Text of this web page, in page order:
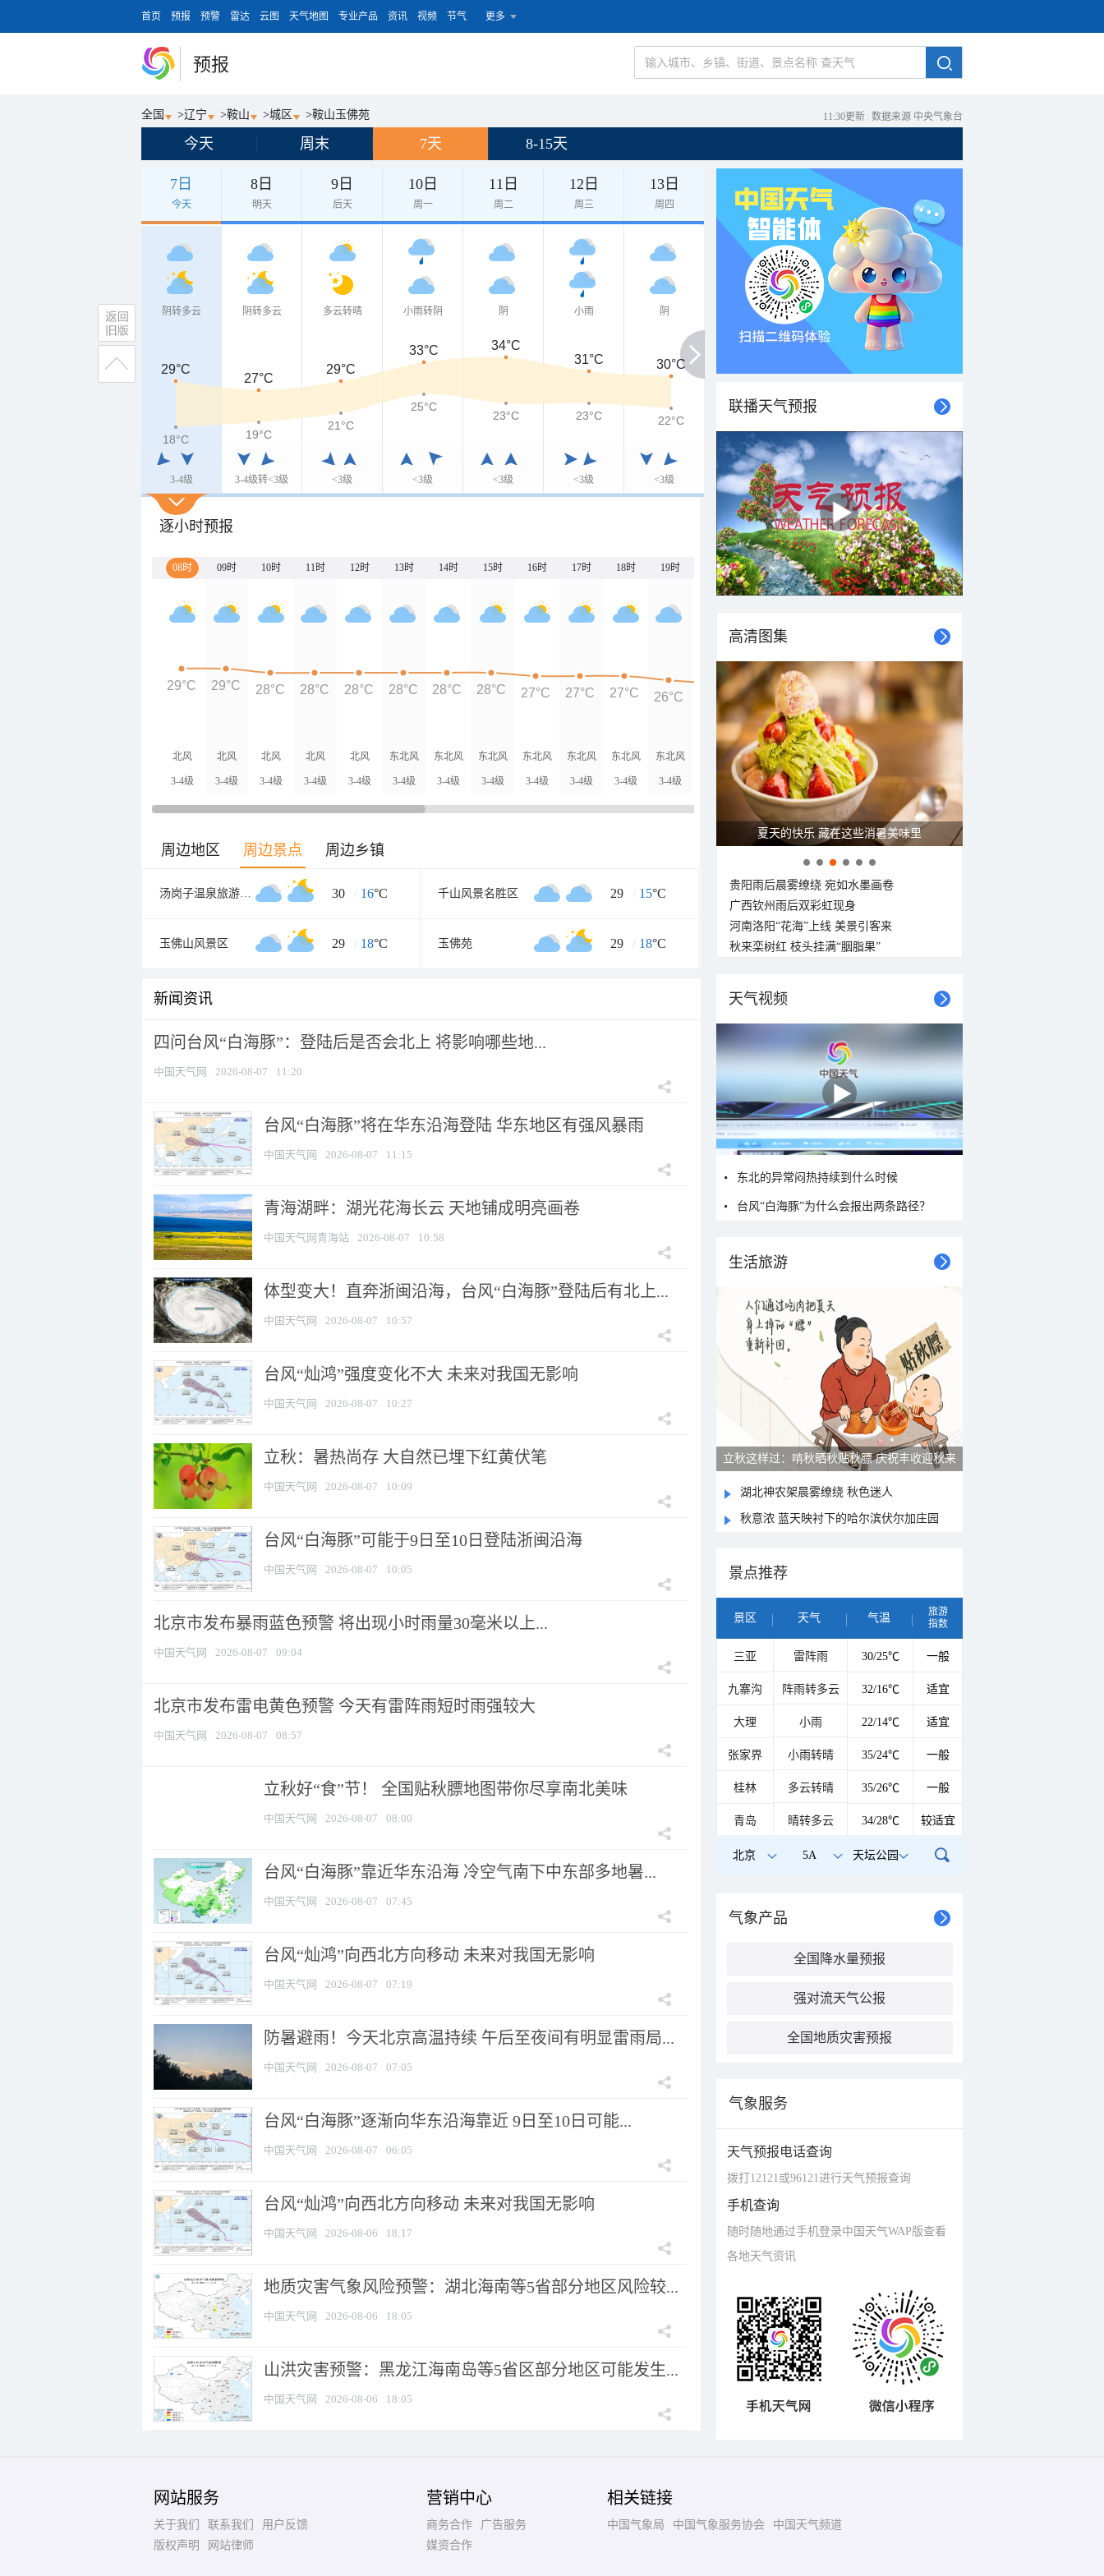
首页 预报 预警 雷达 云图 天气地图 专业产品 资讯 视频 节气 更多
预报
全国 >辽宁 >鞍山 >城区 >鞍山玉佛苑 11:30更新 数据来源 中央气象台
今天 周末 7天 8-15天
7日
今天
8日
明天
9日
后天
10日
周一
11日
周二
12日
周三
13日
周四
阴转多云
3-4级
阴转多云
3-4级转<3级
多云转晴
<3级
小雨转阴
<3级
阴
<3级
小雨
<3级
阴
<3级
29°C
27°C
29°C
33°C
34°C
31°C
30°C
18°C 19°C
21°C
25°C
23°C 23°C 22°C
逐小时预报
08时 09时 10时 11时 12时 13时 14时 15时 16时 17时 18时 19时 20时 21时 22时 23时 00时 01时
北风
3-4级
北风
3-4级
北风
3-4级
北风
3-4级
北风
3-4级
东北风
3-4级
东北风
3-4级
东北风
3-4级
东北风
3-4级
东北风
3-4级
东北风
3-4级
东北风
3-4级
东北风
3-4级
东北风
3-4级
东北风
3-4级
东北风
3-4级 3-4级
29°C 29°C 28°C 28°C 28°C 28°C 28°C 28°C 27°C 27°C 27°C 26°C 25°C 25°C 24°C 23°C 23°C 22°C
周边地区 周边景点 周边乡镇
汤岗子温泉旅游度假区 30 / 16°C 千山风景名胜区 29 / 15°C
玉佛山风景区 29 / 18°C 玉佛苑 29 / 18°C
新闻资讯
四问台风“白海豚”：登陆后是否会北上 将影响哪些地...
中国天气网 2026-08-07 11:20
台风“白海豚”将在华东沿海登陆 华东地区有强风暴雨
中国天气网 2026-08-07 11:15
青海湖畔：湖光花海长云 天地铺成明亮画卷
中国天气网青海站 2026-08-07 10:58
体型变大！直奔浙闽沿海，台风“白海豚”登陆后有北上...
中国天气网 2026-08-07 10:57
台风“灿鸿”强度变化不大 未来对我国无影响
中国天气网 2026-08-07 10:27
立秋：暑热尚存 大自然已埋下红黄伏笔
中国天气网 2026-08-07 10:09
台风“白海豚”可能于9日至10日登陆浙闽沿海
中国天气网 2026-08-07 10:05
北京市发布暴雨蓝色预警 将出现小时雨量30毫米以上...
中国天气网 2026-08-07 09:04
北京市发布雷电黄色预警 今天有雷阵雨短时雨强较大
中国天气网 2026-08-07 08:57
立秋好“食”节！ 全国贴秋膘地图带你尽享南北美味
中国天气网 2026-08-07 08:00
台风“白海豚”靠近华东沿海 冷空气南下中东部多地暑...
中国天气网 2026-08-07 07:45
台风“灿鸿”向西北方向移动 未来对我国无影响
中国天气网 2026-08-07 07:19
防暑避雨！今天北京高温持续 午后至夜间有明显雷雨局...
中国天气网 2026-08-07 07:05
台风“白海豚”逐渐向华东沿海靠近 9日至10日可能...
中国天气网 2026-08-07 06:05
台风“灿鸿”向西北方向移动 未来对我国无影响
中国天气网 2026-08-06 18:17
地质灾害气象风险预警：湖北海南等5省部分地区风险较...
中国天气网 2026-08-06 18:05
山洪灾害预警：黑龙江海南岛等5省区部分地区可能发生...
中国天气网 2026-08-06 18:05
联播天气预报
高清图集
广西南宁：盛夏里的“绿野仙踪”
贵阳雨后晨雾缭绕 宛如水墨画卷
广西钦州雨后双彩虹现身
河南洛阳“花海”上线 美景引客来
秋来栾树红 枝头挂满“胭脂果”
天气视频
东北的异常闷热持续到什么时候
台风“白海豚”为什么会报出两条路径？
生活旅游
雨后峨眉沟壑尽显 金顶显真容
湖北神农架晨雾缭绕 秋色迷人
秋意浓 蓝天映衬下的哈尔滨伏尔加庄园
景点推荐
景区 天气 气温
旅游
指数
三亚 雷阵雨 30/25℃ 一般
九寨沟 阵雨转多云 32/16℃ 适宜
大理 小雨 22/14℃ 适宜
张家界 小雨转晴 35/24℃ 一般
桂林 多云转晴 35/26℃ 一般
青岛 晴转多云 34/28℃ 较适宜
北京 5A 天坛公园
气象产品
全国降水量预报
强对流天气公报
全国地质灾害预报
气象服务
天气预报电话查询
拨打12121或96121进行天气预报查询
手机查询
随时随地通过手机登录中国天气WAP版查看
各地天气资讯
网站服务
关于我们 联系我们
用户反馈
版权声明
网站律师
营销中心
商务合作
广告服务
媒资合作
相关链接
中国气象局 中国气象服务协会 中国天气频道